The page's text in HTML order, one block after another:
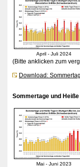
April - Juli 2024
(Bitte anklicken zum
Download:
Sommertage und Heiße
Mai - Juni 2023